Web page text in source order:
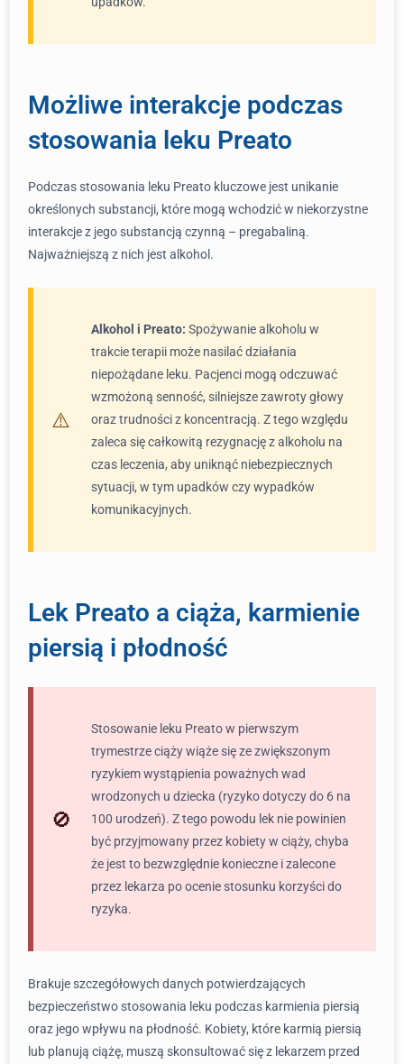
Możliwe interakcje podczas
stosowania leku Preato
Podczas stosowania leku Preato kluczowe jest unikanie
określonych substancji, które mogą wchodzić w niekorzystne
interakcje z jego substancją czynną – pregabaliną.
Najważniejszą z nich jest alkohol.
Alkohol i Preato: Spożywanie alkoholu w
trakcie terapii może nasilać działania
niepożądane leku. Pacjenci mogą odczuwać
wzmożoną senność, silniejsze zawroty głowy
oraz trudności z koncentracją. Z tego względu
zaleca się całkowitą rezygnację z alkoholu na
czas leczenia, aby uniknąć niebezpiecznych
sytuacji, w tym upadków czy wypadków
komunikacyjnych.
Lek Preato a ciąża, karmienie
piersią i płodność
Stosowanie leku Preato w pierwszym
trymestrze ciąży wiąże się ze zwiększonym
ryzykiem wystąpienia poważnych wad
wrodzonych u dziecka (ryzyko dotyczy do 6 na
100 urodzeń). Z tego powodu lek nie powinien
być przyjmowany przez kobiety w ciąży, chyba
że jest to bezwzględnie konieczne i zalecone
przez lekarza po ocenie stosunku korzyści do
ryzyka.
Brakuje szczegółowych danych potwierdzających
bezpieczeństwo stosowania leku podczas karmienia piersią
oraz jego wpływu na płodność. Kobiety, które karmią piersią
lub planują ciążę, muszą skonsultować się z lekarzem przed